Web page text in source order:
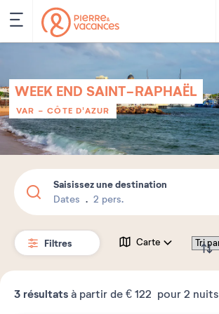
WEEK END SAINT-RAPHAËL
VAR - CÔTE D'AZUR
Saisissez une destination
Dates 2 pers.
Filtres Carte
3 résultats à partir de € 122 pour 2 nuits